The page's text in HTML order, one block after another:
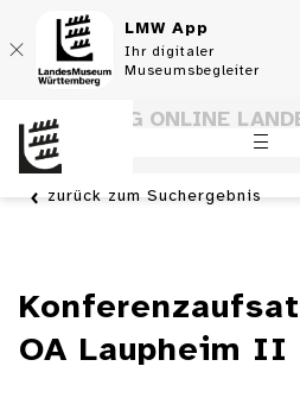
LMW App
Ihr digitaler
Museumsbegleiter
SAMMLUNG ONLINE
WÜRTTEMBERG
zurück zum Suchergebnis
OA Laupheim II